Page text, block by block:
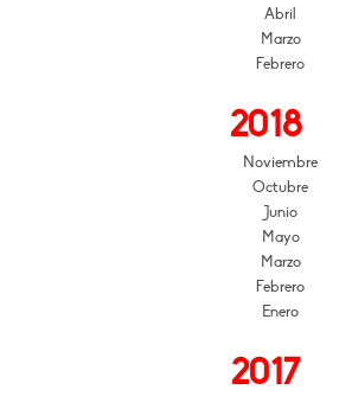
Abril
Marzo
Febrero
2018
Noviembre
Octubre
Junio
Mayo
Marzo
Febrero
Enero
2017